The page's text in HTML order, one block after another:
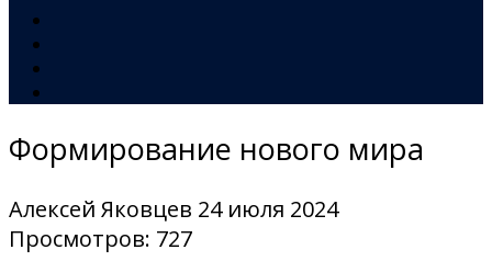
Формирование нового мира
Алексей Яковцев 24 июля 2024
Просмотров: 727